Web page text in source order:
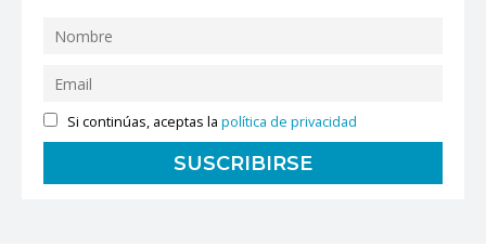
Si continúas, aceptas lapolítica de privacidad